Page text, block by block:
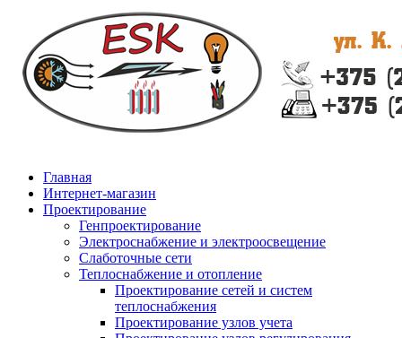
Главная
Интернет-магазин
Проектирование
Генпроектирование
Электроснабжение и электроосвещение
Слаботочные сети
Теплоснабжение и отопление
Проектирование сетей и систем
теплоснабжения
Проектирование узлов учета